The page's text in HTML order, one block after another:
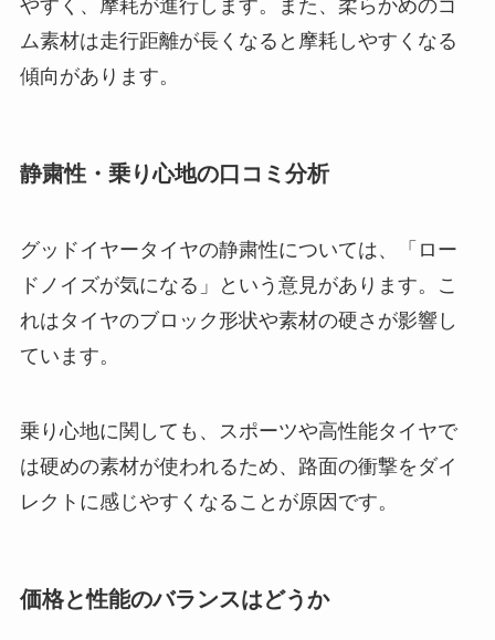
やすく、摩耗が進行します。また、柔らかめのゴ
ム素材は走行距離が長くなると摩耗しやすくなる
傾向があります。
静粛性・乗り心地の口コミ分析
グッドイヤータイヤの静粛性については、「ロー
ドノイズが気になる」という意見があります。こ
れはタイヤのブロック形状や素材の硬さが影響し
ています。
乗り心地に関しても、スポーツや高性能タイヤで
は硬めの素材が使われるため、路面の衝撃をダイ
レクトに感じやすくなることが原因です。
価格と性能のバランスはどうか